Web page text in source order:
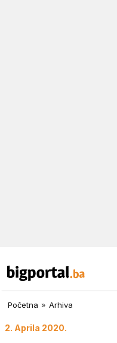
Početna » Arhiva
2. Aprila 2020.